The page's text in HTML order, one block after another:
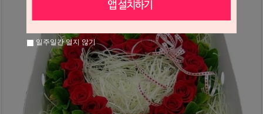
일주일간 열지 않기